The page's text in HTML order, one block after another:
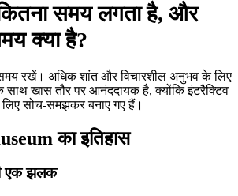
समय लगता है, और
क्या है?
रखें। अधिक शांत और विचारशील अनुभव के लिए
साथ खास तौर पर आनंददायक है, क्योंकि इंटरैक्टिव
लिए सोच-समझकर बनाए गए हैं।
का इतिहास
एक झलक